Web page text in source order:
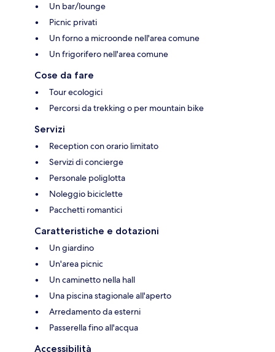
Un bar/lounge
Picnic privati
Un forno a microonde nell'area comune
Un frigorifero nell'area comune
Cose da fare
Tour ecologici
Percorsi da trekking o per mountain bike
Servizi
Reception con orario limitato
Servizi di concierge
Personale poliglotta
Noleggio biciclette
Pacchetti romantici
Caratteristiche e dotazioni
Un giardino
Un'area picnic
Un caminetto nella hall
Una piscina stagionale all'aperto
Arredamento da esterni
Passerella fino all'acqua
Accessibilità